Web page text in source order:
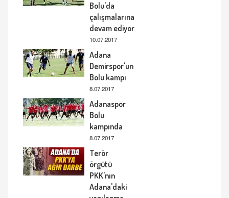
Bolu'da
çalışmalarına
devam ediyor
10.07.2017
Adana
Demirspor'un
Bolu kampı
8.07.2017
Adanaspor
Bolu
kampında
8.07.2017
Terör
örgütü
PKK'nın
Adana'daki